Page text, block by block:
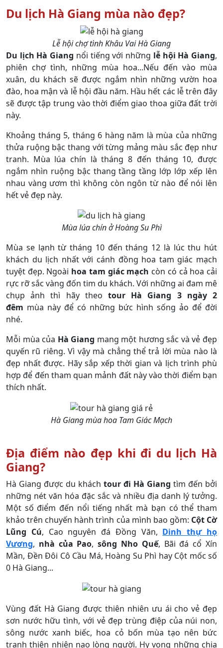
Du lịch Hà Giang mùa nào đẹp?
Lễ hội chợ tình Khâu Vai Hà Giang
Du lịch Hà Giang nổi tiếng với những lễ hội Hà Giang,
phiên chợ tình, những mùa hoa...Nếu đến vào mùa
xuân, du khách sẽ được ngắm nhìn những vườn hoa
đào, hoa mận và lễ hội đầu năm. Hầu hết các lễ trên đây
sẽ được tập trung vào thời điểm giao thoa giữa đất trời
này.
Khoảng tháng 5, tháng 6 hàng năm là mùa của những
thửa ruộng bậc thang với từng mảng màu sắc đẹp như
tranh. Mùa lúa chín là tháng 8 đến tháng 10, được
ngắm nhìn ruộng bậc thang tầng tầng lớp lớp xếp lên
nhau vàng ươm thì không còn ngôn từ nào để nói lên
hết vẻ đẹp này.
Mùa lúa chín ở Hoàng Su Phì
Mùa se lạnh từ tháng 10 đến tháng 12 là lúc thu hút
khách du lịch nhất với cánh đồng hoa tam giác mạch
tuyệt đẹp. Ngoài hoa tam giác mạch còn có cả hoa cải
rực rỡ sắc vàng đốn tim du khách. Với những ai đam mê
chụp ảnh thì hãy theo tour Hà Giang 3 ngày 2
đêm mùa này để có những bức hình sống ảo để đời
nhé.
Mỗi mùa của Hà Giang mang một hương sắc và vẻ đẹp
quyến rũ riêng. Vì vậy mà chẳng thể trả lời mùa nào là
đẹp nhất được. Hãy sắp xếp thời gian và lịch trình phù
hợp để đến tham quan mảnh đất này vào thời điểm bạn
thích nhất.
Hà Giang mùa hoa Tam Giác Mạch
Địa điểm nào đẹp khi đi du lịch Hà
Giang?
Hà Giang được du khách tour đi Hà Giang tìm đến bởi
những nét văn hóa đặc sắc và nhiều địa danh lý tưởng.
Một số điểm đến nổi tiếng nhất mà bạn có thể tham
khảo trên chuyến hành trình của mình bao gồm: Cột Cờ
Lũng Cú, Cao nguyên đá Đồng Văn, Dinh thự họ
Vương, nhà của Pao,sông Nho Quế, Bãi đá cổ Xín
Mần, Đền Đôi Cô Cầu Má, Hoàng Su Phì hay Cột mốc số
0 Hà Giang...
Vùng đất Hà Giang được thiên nhiên ưu ái cho vẻ đẹp
sơn nước hữu tình, với vẻ đẹp trùng điệp của núi non,
sông nước xanh biếc, hoa cỏ bốn mùa tạo nên bức
tranh thiên nhiên nao lòng người. Hy vọng những chia